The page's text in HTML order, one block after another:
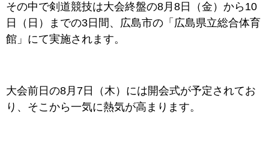
その中で剣道競技は大会終盤の8月8日（金）から10
日（日）までの3日間、広島市の「広島県立総合体育
館」にて実施されます。
大会前日の8月7日（木）には開会式が予定されてお
り、そこから一気に熱気が高まります。